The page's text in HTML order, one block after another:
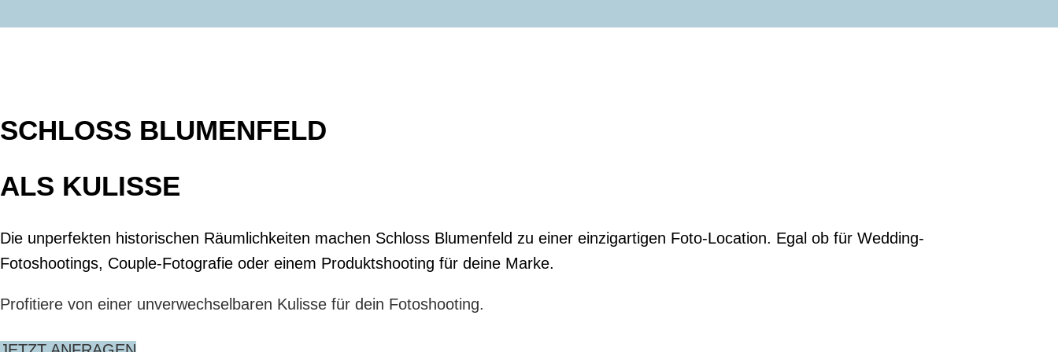
SCHLOSS BLUMENFELD
ALS KULISSE
Die unperfekten historischen Räumlichkeiten machen Schloss Blumenfeld zu einer einzigartigen Foto-Location. Egal ob für Wedding-
Fotoshootings, Couple-Fotografie oder einem Produktshooting für deine Marke.
Profitiere von einer unverwechselbaren Kulisse für dein Fotoshooting.